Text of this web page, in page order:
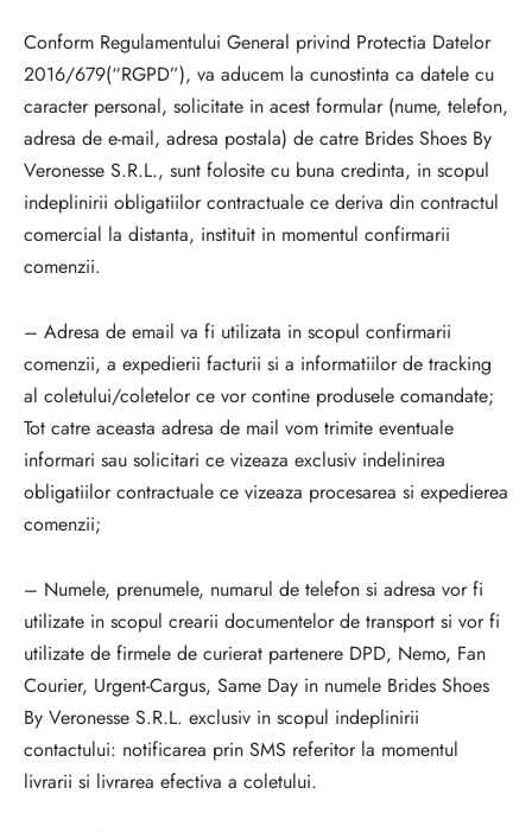
Conform Regulamentului General privind Protectia Datelor
2016/679(“RGPD”), va aducem la cunostinta ca datele cu
caracter personal, solicitate in acest formular (nume, telefon,
adresa de e-mail, adresa postala) de catre Brides Shoes By
Veronesse S.R.L., sunt folosite cu buna credinta, in scopul
indeplinirii obligatiilor contractuale ce deriva din contractul
comercial la distanta, instituit in momentul confirmarii
comenzii.
– Adresa de email va fi utilizata in scopul confirmarii
comenzii, a expedierii facturii si a informatiilor de tracking
al coletului/coletelor ce vor contine produsele comandate;
Tot catre aceasta adresa de mail vom trimite eventuale
informari sau solicitari ce vizeaza exclusiv indelinirea
obligatiilor contractuale ce vizeaza procesarea si expedierea
comenzii;
– Numele, prenumele, numarul de telefon si adresa vor fi
utilizate in scopul crearii documentelor de transport si vor fi
utilizate de firmele de curierat partenere DPD, Nemo, Fan
Courier, Urgent-Cargus, Same Day in numele Brides Shoes
By Veronesse S.R.L. exclusiv in scopul indeplinirii
contactului: notificarea prin SMS referitor la momentul
livrarii si livrarea efectiva a coletului.